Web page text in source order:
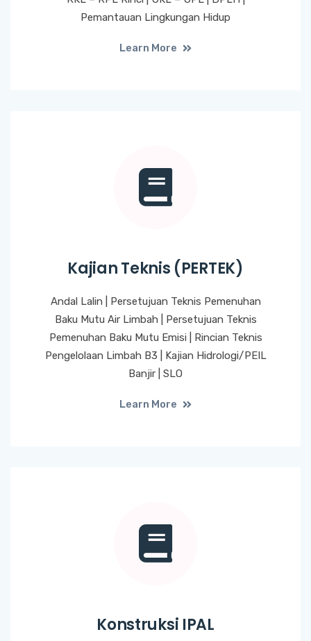
Pemantauan Lingkungan Hidup
Learn More
Kajian Teknis (PERTEK)
Andal Lalin | Persetujuan Teknis Pemenuhan
Baku Mutu Air Limbah | Persetujuan Teknis
Pemenuhan Baku Mutu Emisi | Rincian Teknis
Pengelolaan Limbah B3 | Kajian Hidrologi/PEIL
Banjir | SLO
Learn More
Konstruksi IPAL